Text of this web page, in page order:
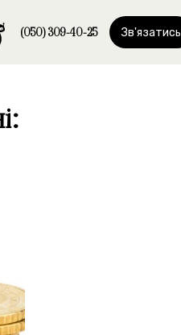
(050) 309-40-25 Зв'язатись